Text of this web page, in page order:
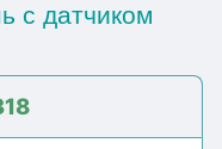
с датчиком